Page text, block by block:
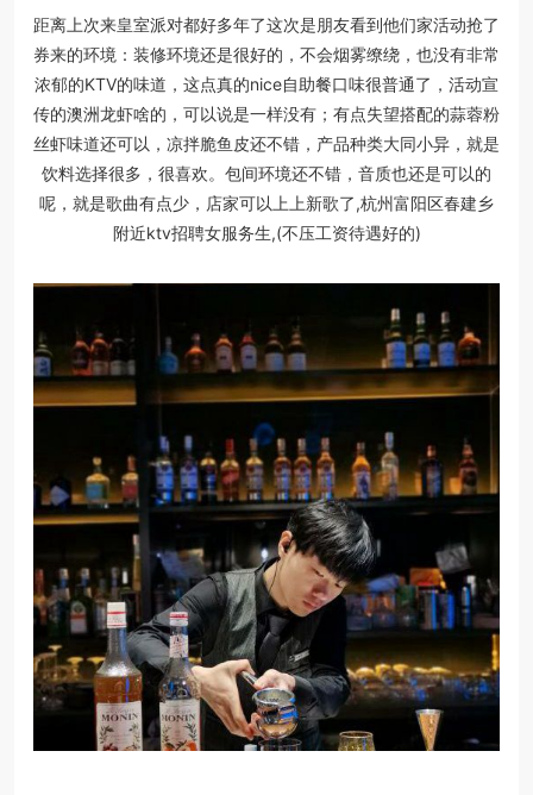
距离上次来皇室派对都好多年了这次是朋友看到他们家活动抢了
券来的环境：装修环境还是很好的，不会烟雾缭绕，也没有非常
浓郁的KTV的味道，这点真的nice自助餐口味很普通了，活动宣
传的澳洲龙虾啥的，可以说是一样没有；有点失望搭配的蒜蓉粉
丝虾味道还可以，凉拌脆鱼皮还不错，产品种类大同小异，就是
饮料选择很多，很喜欢。包间环境还不错，音质也还是可以的
呢，就是歌曲有点少，店家可以上上新歌了,杭州富阳区春建乡
附近ktv招聘女服务生,(不压工资待遇好的)